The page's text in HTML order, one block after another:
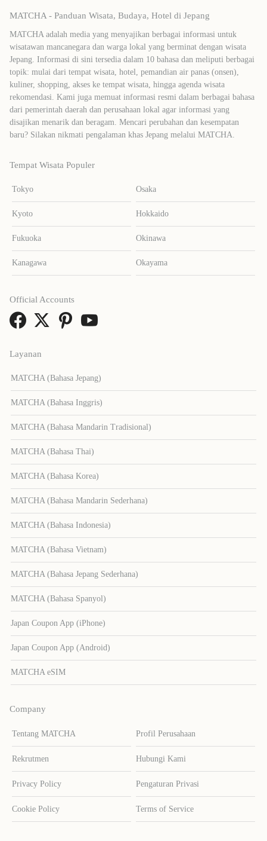
MATCHA - Panduan Wisata, Budaya, Hotel di Jepang
MATCHA adalah media yang menyajikan berbagai informasi untuk
wisatawan mancanegara dan warga lokal yang berminat dengan wisata
Jepang. Informasi di sini tersedia dalam 10 bahasa dan meliputi berbagai
topik: mulai dari tempat wisata, hotel, pemandian air panas (onsen),
kuliner, shopping, akses ke tempat wisata, hingga agenda wisata
rekomendasi. Kami juga memuat informasi resmi dalam berbagai bahasa
dari pemerintah daerah dan perusahaan lokal agar informasi yang
disajikan menarik dan beragam. Mencari perubahan dan kesempatan
baru? Silakan nikmati pengalaman khas Jepang melalui MATCHA.
Tempat Wisata Populer
Tokyo Osaka
Kyoto Hokkaido
Fukuoka Okinawa
Kanagawa Okayama
Layanan
MATCHA (Bahasa Jepang)
MATCHA (Bahasa Inggris)
MATCHA (Bahasa Mandarin Tradisional)
MATCHA (Bahasa Thai)
MATCHA (Bahasa Korea)
MATCHA (Bahasa Mandarin Sederhana)
MATCHA (Bahasa Indonesia)
MATCHA (Bahasa Vietnam)
MATCHA (Bahasa Jepang Sederhana)
MATCHA (Bahasa Spanyol)
Japan Coupon App (iPhone)
Japan Coupon App (Android)
MATCHA eSIM
Company
Tentang MATCHA Profil Perusahaan
Rekrutmen Hubungi Kami
Privacy Policy Pengaturan Privasi
Cookie Policy Terms of Service
Official Accounts